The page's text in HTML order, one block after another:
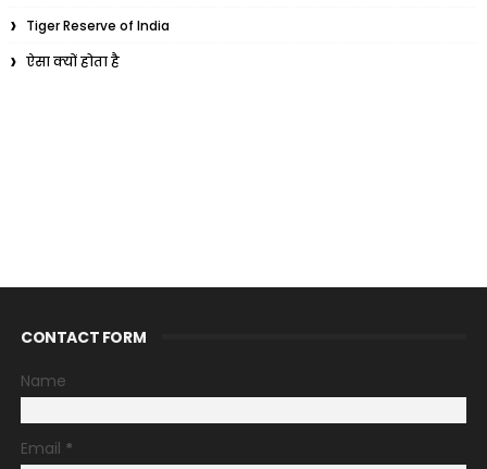
Tiger Reserve of India
ऐसा क्यों होता है
CONTACT FORM
Name
Email *